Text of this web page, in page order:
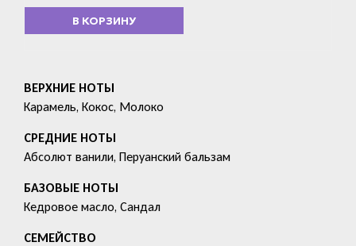
В КОРЗИНУ
ВЕРХНИЕ НОТЫ
Карамель, Кокос, Молоко
СРЕДНИЕ НОТЫ
Абсолют ванили, Перуанский бальзам
БАЗОВЫЕ НОТЫ
Кедровое масло, Сандал
СЕМЕЙСТВО